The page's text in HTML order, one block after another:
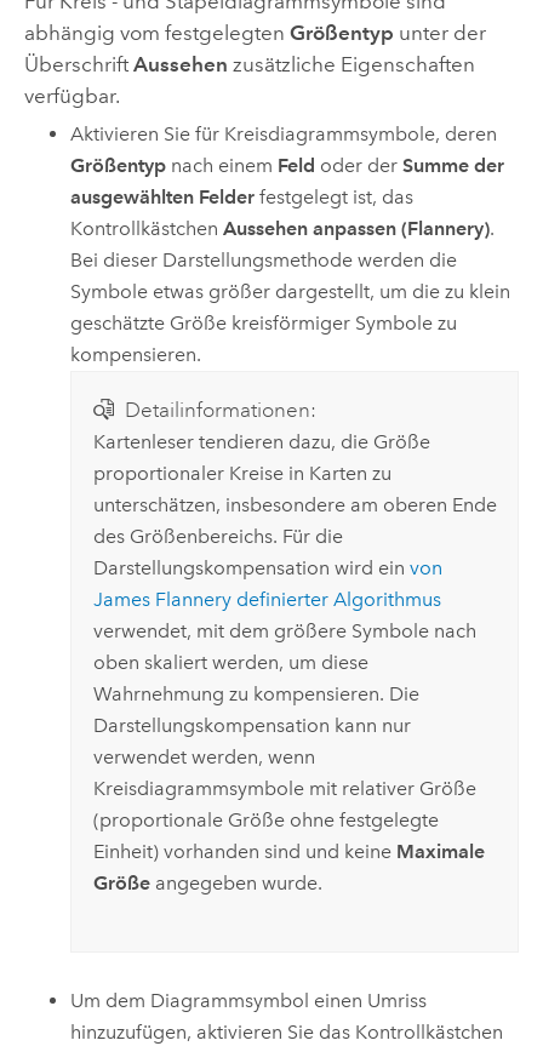
abhängig vom festgelegten Größentyp unter der
Überschrift Aussehen zusätzliche Eigenschaften
verfügbar.
Aktivieren Sie für Kreisdiagrammsymbole, deren
Größentyp nach einem Feld oder derSumme der
ausgewählten Felder festgelegt ist, das
KontrollkästchenAussehen anpassen (Flannery).
Bei dieser Darstellungsmethode werden die
Symbole etwas größer dargestellt, um die zu klein
geschätzte Größe kreisförmiger Symbole zu
kompensieren.
Detailinformationen:
Kartenleser tendieren dazu, die Größe
proportionaler Kreise in Karten zu
unterschätzen, insbesondere am oberen Ende
des Größenbereichs. Für die
Darstellungskompensation wird ein von
James Flannery definierter Algorithmus
verwendet, mit dem größere Symbole nach
oben skaliert werden, um diese
Wahrnehmung zu kompensieren. Die
Darstellungskompensation kann nur
verwendet werden, wenn
Kreisdiagrammsymbole mit relativer Größe
(proportionale Größe ohne festgelegte
Einheit) vorhanden sind und keine Maximale
Größeangegeben wurde.
Um dem Diagrammsymbol einen Umriss
hinzuzufügen, aktivieren Sie das Kontrollkästchen